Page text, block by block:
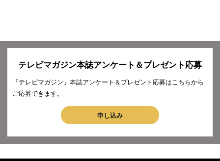
テレビマガジン本誌アンケート＆プレゼント応募
『テレビマガジン』本誌アンケート＆プレゼント応募はこちらから
ご応募できます。
申し込み